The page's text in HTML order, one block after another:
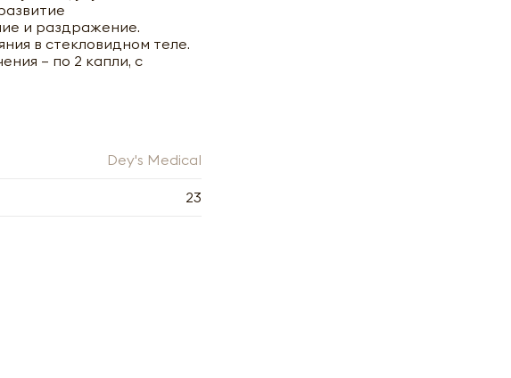
и раздражение.
в стекловидном теле.
– по 2 капли, с
Dey's Medical
23